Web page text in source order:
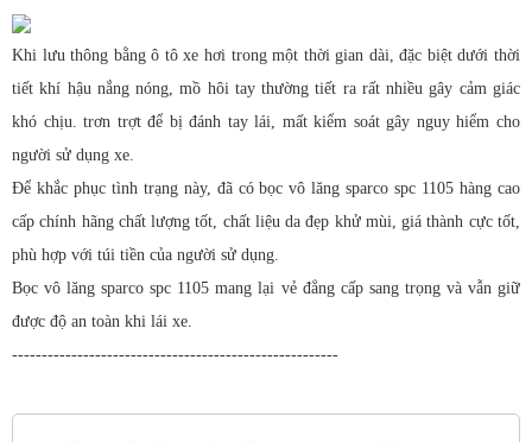
Khi lưu thông bằng ô tô xe hơi trong một thời gian dài, đặc biệt dưới thời
tiết khí hậu nắng nóng, mồ hôi tay thường tiết ra rất nhiều gây cảm giác
khó chịu. trơn trợt để bị đánh tay lái, mất kiểm soát gây nguy hiểm cho
người sử dụng xe.
Để khắc phục tình trạng này, đã có bọc vô lăng sparco spc 1105 hàng cao
cấp chính hãng chất lượng tốt, chất liệu da đẹp khử mùi, giá thành cực tốt,
phù hợp với túi tiền của người sử dụng.
Bọc vô lăng sparco spc 1105 mang lại vẻ đẳng cấp sang trọng và vẫn giữ
được độ an toàn khi lái xe.
-------------------------------------------------------